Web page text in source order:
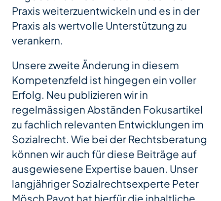
Praxis weiterzuentwickeln und es in der
Praxis als wertvolle Unterstützung zu
verankern.
Unsere zweite Änderung in diesem
Kompetenzfeld ist hingegen ein voller
Erfolg. Neu publizieren wir in
regelmässigen Abständen Fokusartikel
zu fachlich relevanten Entwicklungen im
Sozialrecht. Wie bei der Rechtsberatung
können wir auch für diese Beiträge auf
ausgewiesene Expertise bauen. Unser
langjähriger Sozialrechtsexperte Peter